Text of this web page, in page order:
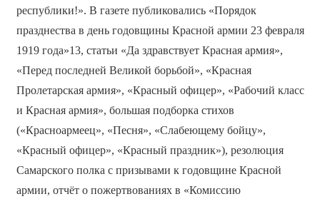
республики!». В газете публиковались «Порядок
празднества в день годовщины Красной армии 23 февраля
1919 года»13, статьи «Да здравствует Красная армия»,
«Перед последней Великой борьбой», «Красная
Пролетарская армия», «Красный офицер», «Рабочий класс
и Красная армия», большая подборка стихов
(«Красноармеец», «Песня», «Слабеющему бойцу»,
«Красный офицер», «Красный праздник»), резолюция
Самарского полка с призывами к годовщине Красной
армии, отчёт о пожертвованиях в «Комиссию